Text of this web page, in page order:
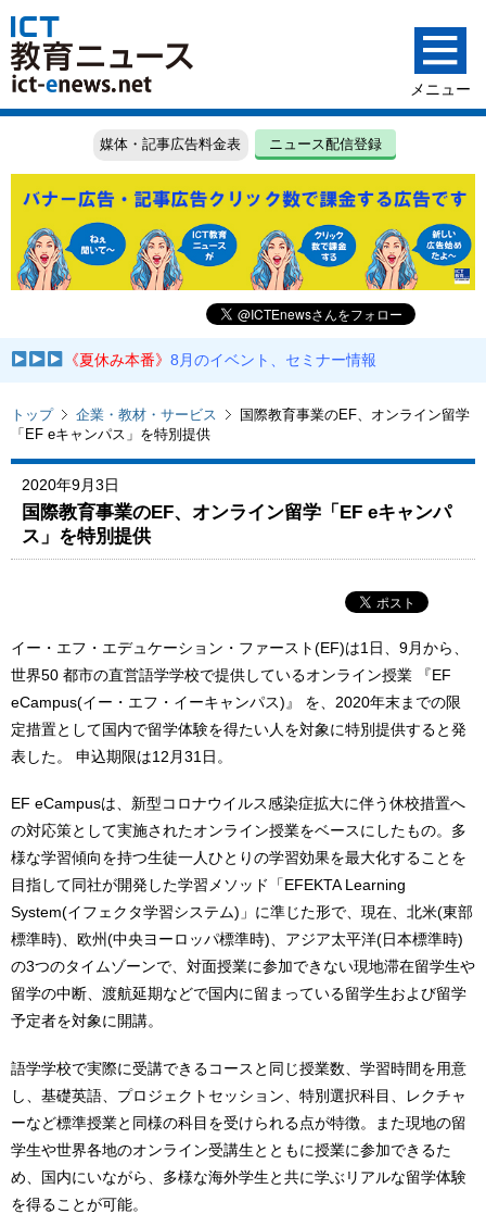
媒体・記事広告料金表 ニュース配信登録
《夏休み本番》8月のイベント、セミナー情報
トップ 企業・教材・サービス
国際教育事業のEF、オンライン留学
「EF eキャンパス」を特別提供
2020年9月3日
国際教育事業のEF、オンライン留学「EF eキャンパ
ス」を特別提供
イー・エフ・エデュケーション・ファースト(EF)は1日、9月から、
世界50 都市の直営語学学校で提供しているオンライン授業 『EF
eCampus(イー・エフ・イーキャンパス)』 を、2020年末までの限
定措置として国内で留学体験を得たい人を対象に特別提供すると発
表した。 申込期限は12月31日。
EF eCampusは、新型コロナウイルス感染症拡大に伴う休校措置へ
の対応策として実施されたオンライン授業をベースにしたもの。多
様な学習傾向を持つ生徒一人ひとりの学習効果を最大化することを
目指して同社が開発した学習メソッド「EFEKTA Learning
System(イフェクタ学習システム)」に準じた形で、現在、北米(東部
標準時)、欧州(中央ヨーロッパ標準時)、アジア太平洋(日本標準時)
の3つのタイムゾーンで、対面授業に参加できない現地滞在留学生や
留学の中断、渡航延期などで国内に留まっている留学生および留学
予定者を対象に開講。
語学学校で実際に受講できるコースと同じ授業数、学習時間を用意
し、基礎英語、プロジェクトセッション、特別選択科目、レクチャ
ーなど標準授業と同様の科目を受けられる点が特徴。また現地の留
学生や世界各地のオンライン受講生とともに授業に参加できるた
め、国内にいながら、多様な海外学生と共に学ぶリアルな留学体験
を得ることが可能。